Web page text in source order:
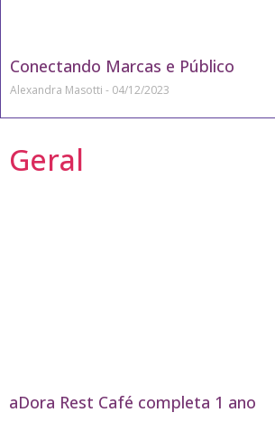
Conectando Marcas e Público
Alexandra Masotti 04/12/2023
Geral
aDora Rest Café completa 1 ano